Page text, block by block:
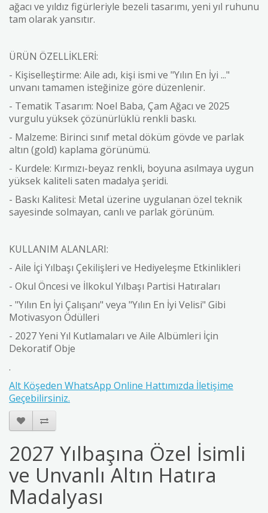
ağacı ve yıldız figürleriyle bezeli tasarımı, yeni yıl ruhunu
tam olarak yansıtır.
ÜRÜN ÖZELLİKLERİ:
- Kişiselleştirme: Aile adı, kişi ismi ve "Yılın En İyi ..."
unvanı tamamen isteğinize göre düzenlenir.
- Tematik Tasarım: Noel Baba, Çam Ağacı ve 2025
vurgulu yüksek çözünürlüklü renkli baskı.
- Malzeme: Birinci sınıf metal döküm gövde ve parlak
altın (gold) kaplama görünümü.
- Kurdele: Kırmızı-beyaz renkli, boyuna asılmaya uygun
yüksek kaliteli saten madalya şeridi.
- Baskı Kalitesi: Metal üzerine uygulanan özel teknik
sayesinde solmayan, canlı ve parlak görünüm.
KULLANIM ALANLARI:
- Aile İçi Yılbaşı Çekilişleri ve Hediyeleşme Etkinlikleri
- Okul Öncesi ve İlkokul Yılbaşı Partisi Hatıraları
- "Yılın En İyi Çalışanı" veya "Yılın En İyi Velisi" Gibi
Motivasyon Ödülleri
- 2027 Yeni Yıl Kutlamaları ve Aile Albümleri İçin
Dekoratif Obje
.
Alt Köşeden WhatsApp Online Hattımızda İletişime
Geçebilirsiniz.
2027 Yılbaşına Özel İsimli
ve Unvanlı Altın Hatıra
Madalyası